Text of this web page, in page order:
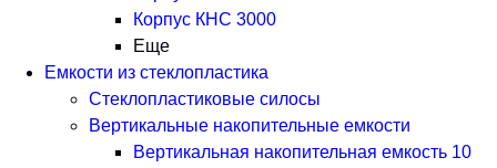
Корпус КНС 3000
Еще
Емкости из стеклопластика
Стеклопластиковые силосы
Вертикальные накопительные емкости
Вертикальная накопительная емкость 10